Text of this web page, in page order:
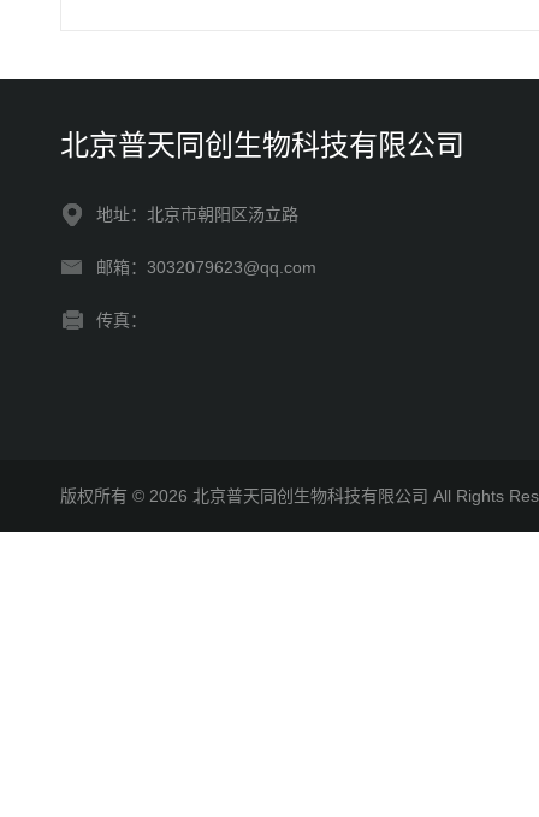
北京普天同创生物科技有限公司
地址：北京市朝阳区汤立路
邮箱：3032079623@qq.com
传真：
版权所有 © 2026 北京普天同创生物科技有限公司 All Rights